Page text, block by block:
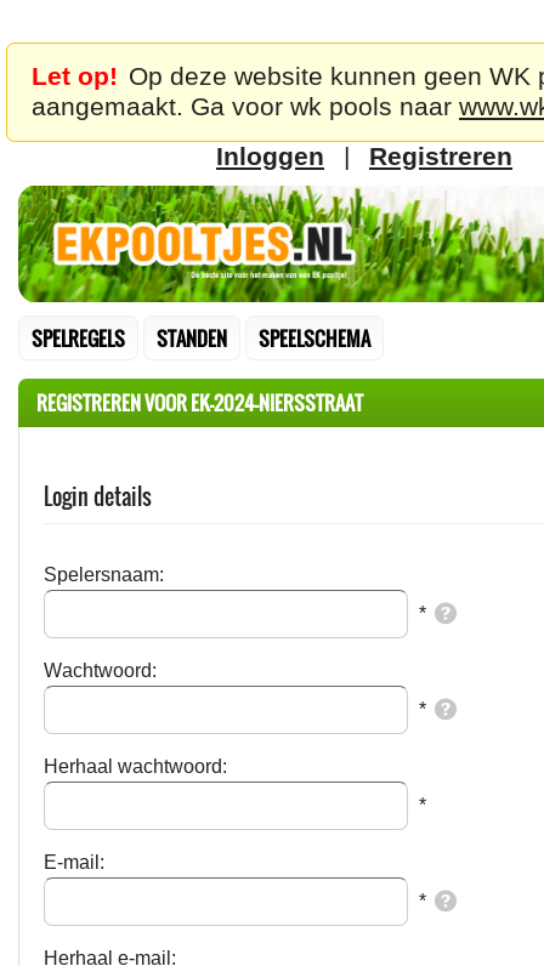
Let op! Op deze website kunnen geen WK
aangemaakt. Ga voor wk pools naar
Inloggen
| Registreren
SPELREGELS STANDEN SPEELSCHEMA
REGISTREREN VOOR EK-2024-NIERSSTRAAT
Login details
Spelersnaam:
*
Wachtwoord:
*
Herhaal wachtwoord:
*
E-mail:
*
Herhaal e-mail: